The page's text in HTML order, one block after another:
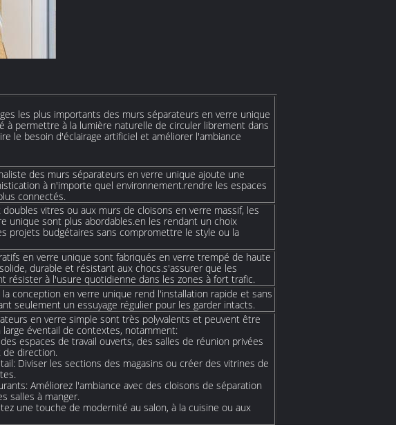
les plus importants des murs séparateurs en verre unique
à permettre à la lumière naturelle de circuler librement dans
le besoin d'éclairage artificiel et améliorer l'ambiance
des murs séparateurs en verre unique ajoute une
à n'importe quel environnement.rendre les espaces
connectés.
doubles vitres ou aux murs de cloisons en verre massif, les
unique sont plus abordables.en les rendant un choix
projets budgétaires sans compromettre le style ou la
en verre unique sont fabriqués en verre trempé de haute
durable et résistant aux chocs.s'assurer que les
résister à l'usure quotidienne dans les zones à fort trafic.
la conception en verre unique rend l'installation rapide et sans
seulement un essuyage régulier pour les garder intacts.
en verre simple sont très polyvalents et peuvent être
large éventail de contextes, notamment:
espaces de travail ouverts, des salles de réunion privées
de direction.
Diviser les sections des magasins ou créer des vitrines de
Améliorez l'ambiance avec des cloisons de séparation
salles à manger.
une touche de modernité au salon, à la cuisine ou aux